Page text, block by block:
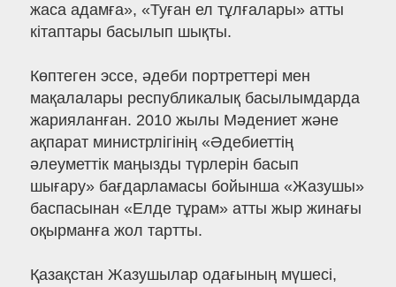
жаса адамға», «Туған ел тұлғалары» атты
кітаптары басылып шықты.
Көптеген эссе, әдеби портреттері мен
мақалалары республикалық басылымдарда
жарияланған. 2010 жылы Мәдениет және
ақпарат министрлігінің «Әдебиеттің
әлеуметтік маңызды түрлерін басып
шығару» бағдарламасы бойынша «Жазушы»
баспасынан «Елде тұрам» атты жыр жинағы
оқырманға жол тартты.
Қазақстан Жазушылар одағының мүшесі,